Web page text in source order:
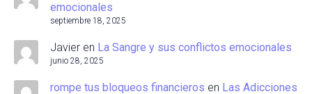
emocionales
septiembre 18, 2025
Javier en La Sangre y sus conflictos emocionales
junio 28, 2025
rompe tus bloqueos financieros en Las Adicciones